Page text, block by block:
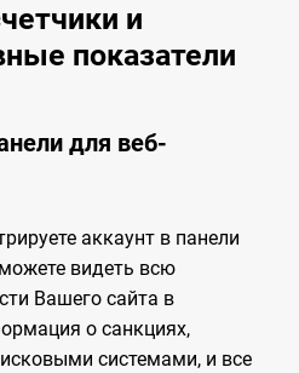
и
показатели
для веб-
аккаунт в панели
видеть всю
Вашего сайта в
о санкциях,
системами, и все